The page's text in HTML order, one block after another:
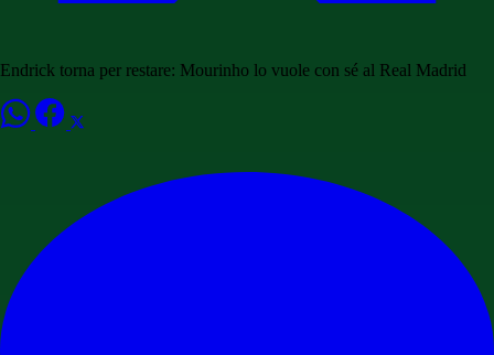
Endrick torna per restare: Mourinho lo vuole con sé al Real Madrid